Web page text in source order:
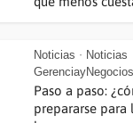
Noticias • Noticias
GerenciayNegocios
Paso a paso:
prepararse para